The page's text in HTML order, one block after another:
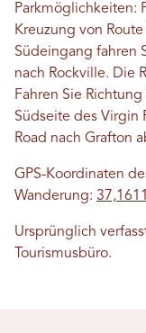
Parkmöglichkeiten:
Kreuzung von
Südeingang fahren
nach Rockville. Die
Fahren Sie
Südseite des Virgin
Road nach Grafton
GPS-Koordinaten
Wanderung:
Ursprünglich
Tourismusbüro.